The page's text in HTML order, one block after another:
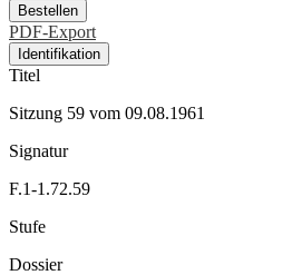
Bestellen
PDF-Export
Identifikation
Titel
Sitzung 59 vom 09.08.1961
Signatur
F.1-1.72.59
Stufe
Dossier